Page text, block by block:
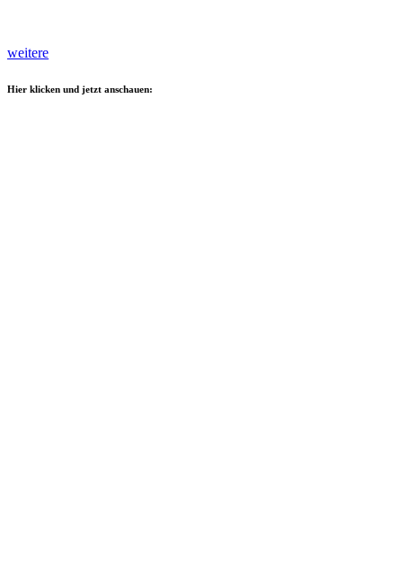
weitere
Hier klicken und jetzt anschauen: